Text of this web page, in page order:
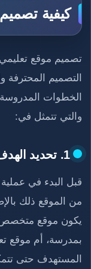
كيفية
تصميم موقع
التصميم المحترفة
الخطوات المدروسة
والتي تتمثل في:
1. تحديد الهدف من تصميم الموقع
قبل البدء في
من الموقع ذلك
يكون موقع متخصص
بمدرسة، أم موقع
المستهدف حتى